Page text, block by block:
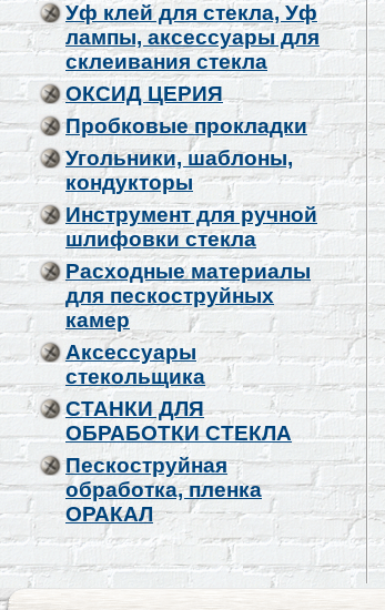
Уф клей для стекла, Уф
лампы, аксессуары для
склеивания стекла
ОКСИД ЦЕРИЯ
Пробковые прокладки
Угольники, шаблоны,
кондукторы
Инструмент для ручной
шлифовки стекла
Расходные материалы
для пескоструйных
камер
Аксессуары
стекольщика
СТАНКИ ДЛЯ
ОБРАБОТКИ СТЕКЛА
Пескоструйная
обработка, пленка
ОРАКАЛ